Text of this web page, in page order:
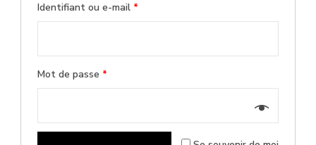
Identifiant ou e-mail *
Mot de passe *